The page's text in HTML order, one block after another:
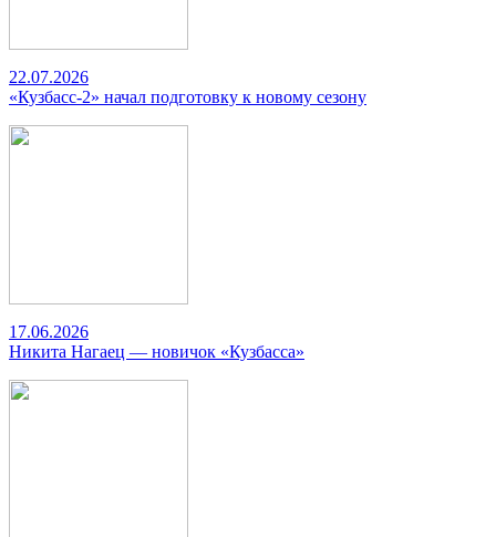
22.07.2026
«Кузбасс-2» начал подготовку к новому сезону
17.06.2026
Никита Нагаец — новичок «Кузбасса»